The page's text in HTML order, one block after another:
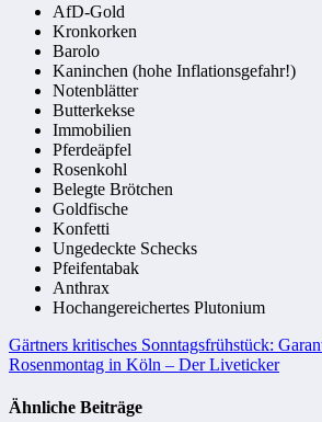
AfD-Gold
Kronkorken
Barolo
Kaninchen (hohe Inflationsgefahr!)
Notenblätter
Butterkekse
Immobilien
Pferdeäpfel
Rosenkohl
Belegte Brötchen
Goldfische
Konfetti
Ungedeckte Schecks
Pfeifentabak
Anthrax
Hochangereichertes Plutonium
Beitragsnavigation
Gärtners kritisches Sonntagsfrühstück:
Rosenmontag in Köln – Der Liveticker
Ähnliche Beiträge